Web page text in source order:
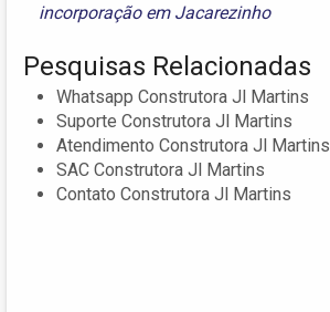
incorporação em Jacarezinho
Pesquisas Relacionadas
Whatsapp Construtora Jl Martins
Suporte Construtora Jl Martins
Atendimento Construtora Jl Martins
SAC Construtora Jl Martins
Contato Construtora Jl Martins